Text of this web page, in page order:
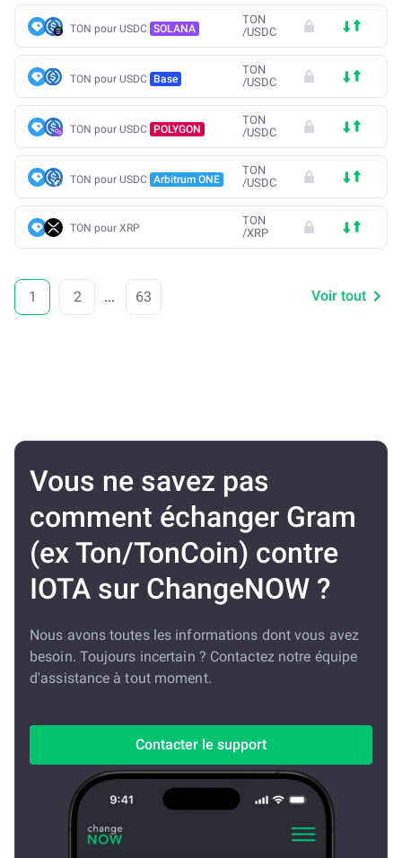
TON pour USDC SOLANA
TON
/USDC
TON pour USDC Base
TON
/USDC
TON pour USDC POLYGON
TON
/USDC
TON pour USDC Arbitrum ONE
TON
/USDC
TON pour XRP
TON
/XRP
1 2 ... 63 Voir tout
Vous ne savez pas
comment échanger Gram
(ex Ton/TonCoin) contre
IOTA sur ChangeNOW ?
Nous avons toutes les informations dont vous avez
besoin. Toujours incertain ? Contactez notre équipe
d'assistance à tout moment.
Contacter le support